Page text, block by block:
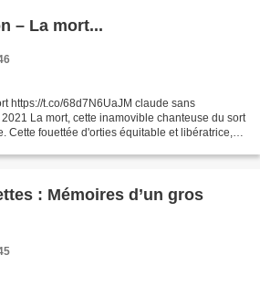
– La mort...
https://t.co/68d7N6UaJM claude sans
La mort, cette inamovible chanteuse du sort
Cette fouettée d'orties équitable et libératrice,
: Mémoires d’un gros